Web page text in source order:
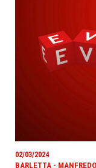
02/03/2024
BARLETTA -